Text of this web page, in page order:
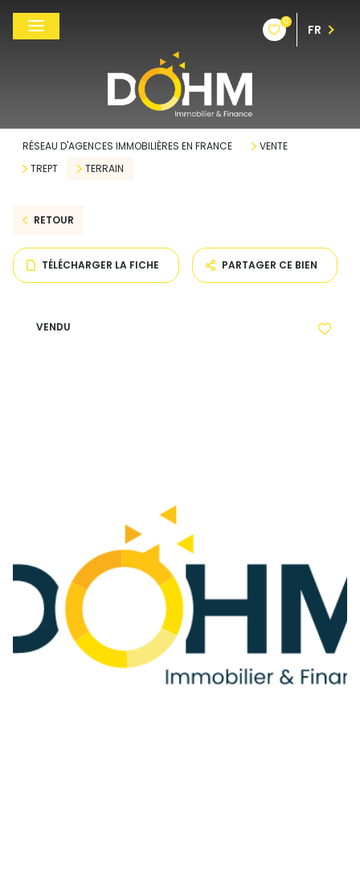
0
FR
RÉSEAU D'AGENCES IMMOBILIÈRES EN FRANCE
VENTE
TREPT
TERRAIN
RETOUR
TÉLÉCHARGER LA FICHE PARTAGER CE BIEN
VENDU